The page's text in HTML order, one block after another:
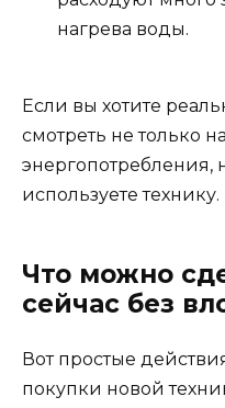
нагрева воды.
Если вы хотите
смотреть не только
энергопотребления,
используете технику.
Что можно
сейчас без
Вот простые
покупки новой